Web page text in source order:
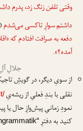
وقتی تلفن زنگ زد، پدرم
داشتمسوارِ تاکسیمی‌شدم
دفعه به صرافت افتادم که
آمده؟».
جلالِ
از سویِ دیگر، در گویشِ
نقلی با بندِ فعلیِ از ریشه‌یِ
نمودِ زمانیِ پیش‌وازِ حال
کنید به دفترِ“Tadschikische Studiengrammatik”